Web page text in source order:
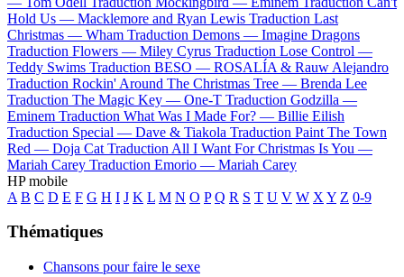
Hold Us — Macklemore and Ryan Lewis Traduction Last
Christmas — Wham Traduction Demons — Imagine Dragons
Traduction Flowers — Miley Cyrus Traduction Lose Control —
Teddy Swims Traduction BESO — ROSALÍA & Rauw Alejandro
Traduction Rockin' Around The Christmas Tree — Brenda Lee
Traduction The Magic Key — One-T Traduction Godzilla —
Eminem Traduction What Was I Made For? — Billie Eilish
Traduction Special — Dave & Tiakola Traduction Paint The Town
Red — Doja Cat Traduction All I Want For Christmas Is You —
Mariah Carey Traduction Emorio — Mariah Carey
HP mobile
A B C D E F G H I J K L M N O P Q R S T U V W X Y Z 0-9
Thématiques
Chansons pour faire le sexe